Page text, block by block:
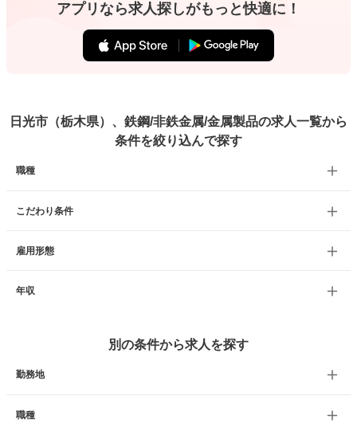
アプリなら求人探しがもっと快適に！
日光市（栃木県）、鉄鋼/非鉄金属/金属製品の求人一覧から
条件を絞り込んで探す
職種
こだわり条件
雇用形態
年収
別の条件から求人を探す
勤務地
職種